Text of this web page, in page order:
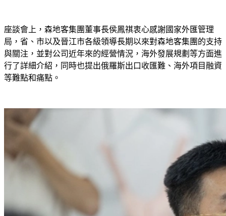
座談會上，森地客集團董事長侯鳳祺衷心感謝國家外匯管理
局，省、市以及晉江市各級領導長期以來對森地客集團的支持
與關注，並對公司近年來的經營情況，海外發展規劃等方面進
行了詳細介紹，同時也提出俄羅斯出口收匯難、海外項目融資
等難點和痛點。